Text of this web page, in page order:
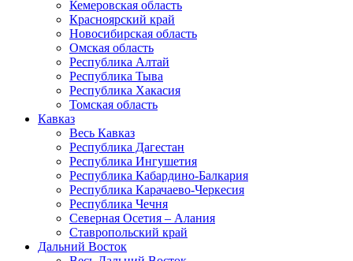
Кемеровская область
Красноярский край
Новосибирская область
Омская область
Республика Алтай
Республика Тыва
Республика Хакасия
Томская область
Кавказ
Весь Кавказ
Республика Дагестан
Республика Ингушетия
Республика Кабардино-Балкария
Республика Карачаево-Черкесия
Республика Чечня
Северная Осетия – Алания
Ставропольский край
Дальний Восток